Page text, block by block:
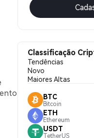
Classificação
Tendências
Novo
Maiores Altas
BTC
Bitcoin
ETH
Ethereum
USDT
TetherUS